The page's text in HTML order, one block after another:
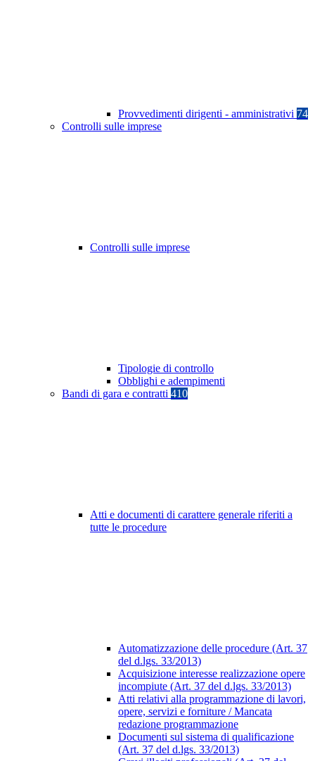
Provvedimenti dirigenti - amministrativi 74
Controlli sulle imprese
Controlli sulle imprese
Tipologie di controllo
Obblighi e adempimenti
Bandi di gara e contratti 410
Atti e documenti di carattere generale riferiti a
tutte le procedure
Automatizzazione delle procedure (Art. 37
del d.lgs. 33/2013)
Acquisizione interesse realizzazione opere
incompiute (Art. 37 del d.lgs. 33/2013)
Atti relativi alla programmazione di lavori,
opere, servizi e forniture / Mancata
redazione programmazione
Documenti sul sistema di qualificazione
(Art. 37 del d.lgs. 33/2013)